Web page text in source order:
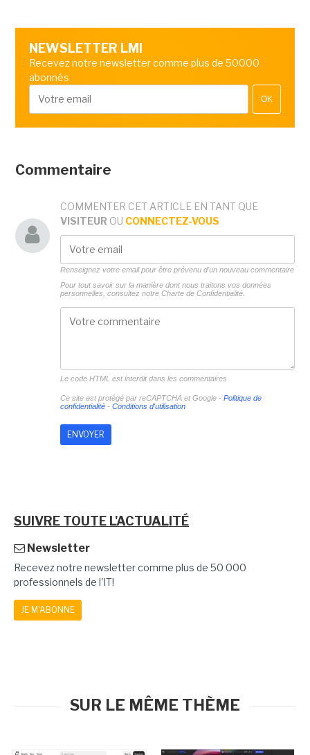
NEWSLETTER LMI
Recevez notre newsletter comme plus de 50000
abonnés
OK
Commentaire
COMMENTER CET ARTICLE EN TANT QUE
VISITEUR OU CONNECTEZ-VOUS
Renseignez votre email pour être prévenu d'un nouveau commentaire
Pour tout savoir sur la manière dont nous traitons vos données
personnelles, consultez notre Charte de Confidentialité.
Le code HTML est interdit dans les commentaires
Ce site est protégé par reCAPTCHA et Google - Politique de
confidentialité- Conditions d'utilisation
SUIVRE TOUTE L'ACTUALITÉ
Newsletter
Recevez notre newsletter comme plus de 50 000
professionnels de l'IT!
JE M'ABONNE
SUR LE MÊME THÈME